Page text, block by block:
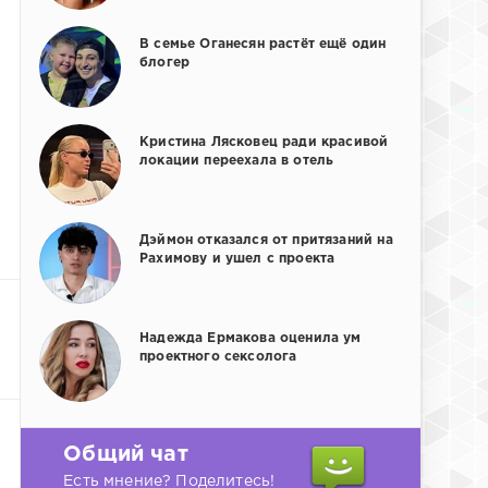
В семье Оганесян растёт ещё один
блогер
Кристина Лясковец ради красивой
локации переехала в отель
Дэймон отказался от притязаний на
Рахимову и ушел с проекта
Надежда Ермакова оценила ум
проектного сексолога
Общий чат
Есть мнение? Поделитесь!